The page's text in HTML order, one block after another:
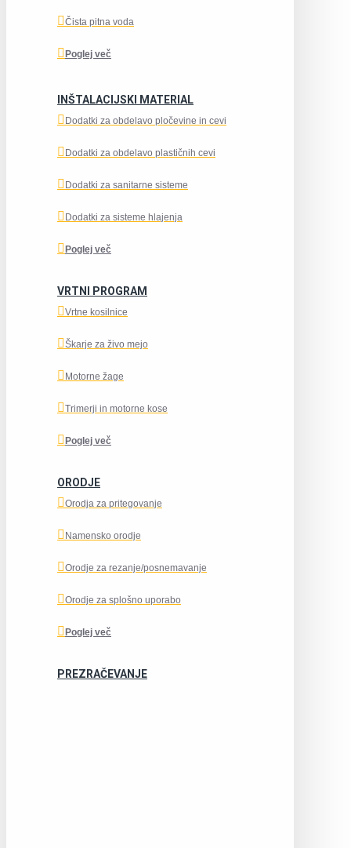
Čista pitna voda
Poglej več
INŠTALACIJSKI MATERIAL
Dodatki za obdelavo pločevine in cevi
Dodatki za obdelavo plastičnih cevi
Dodatki za sanitarne sisteme
Dodatki za sisteme hlajenja
Poglej več
VRTNI PROGRAM
Vrtne kosilnice
Škarje za živo mejo
Motorne žage
Trimerji in motorne kose
Poglej več
ORODJE
Orodja za pritegovanje
Namensko orodje
Orodje za rezanje/posnemavanje
Orodje za splošno uporabo
Poglej več
PREZRAČEVANJE